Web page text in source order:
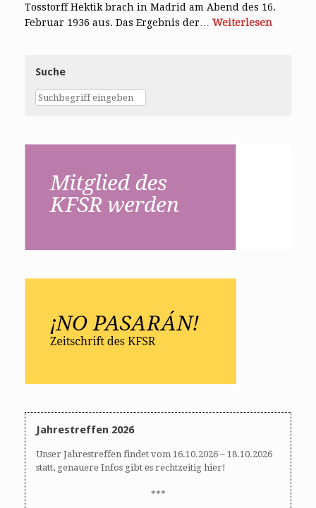
Tosstorff Hektik brach in Madrid am Abend des 16.
Februar 1936 aus. Das Ergebnis der… Weiterlesen
Suche
Jahrestreffen 2026
Unser Jahrestreffen findet vom 16.10.2026 – 18.10.2026
statt, genauere Infos gibt es rechtzeitig hier!
***